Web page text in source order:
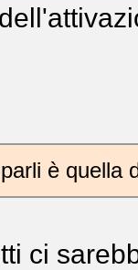
è quella
ci